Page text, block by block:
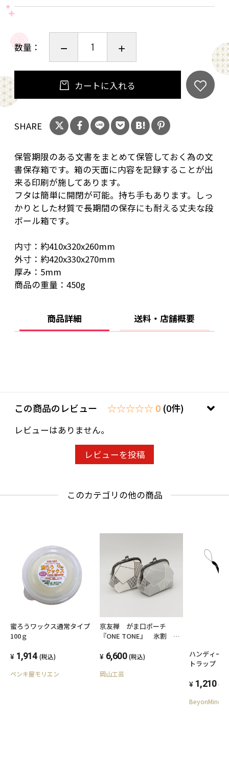
数量：
カートに入れる
SHARE
保管期限のある文書をまとめて保管しておく為の文
書保存箱です。箱の天面に内容を記録することが出
来る印刷が施してあります。
フタは簡単に開閉が可能。持ち手もあります。しっ
かりとした材質で長期間の保存にも耐える丈夫な段
ボール箱です。
内寸：約410x320x260mm
外寸：約420x330x270mm
厚み：5mm
商品の重量：450g
商品詳細 送料・店舗概要
この商品のレビュー ☆☆☆☆☆ 0 (0件)
レビューはありません。
レビューを投稿
このカテゴリの他の商品
蜜ろうワックス通常タイプ
100ｇ
1,914 (税込)
ペンキ屋モリエン
京友禅 がま口ポーチ
『ONE TONE』 氷割 モ
6,600 (税込)
岡山工芸
ハンディー
トラップ
1,210 (税
BeyonMind